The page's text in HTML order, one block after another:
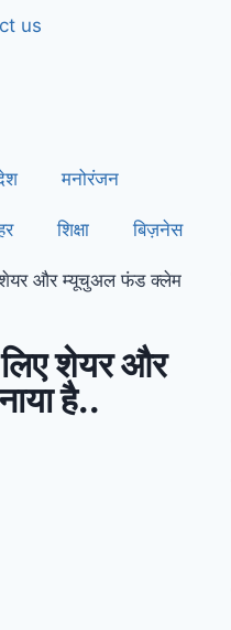
us
मनोरंजन
शिक्षा बिज़नेस
शेयर और म्यूचुअल फंड क्लेम
लिए शेयर और
है..